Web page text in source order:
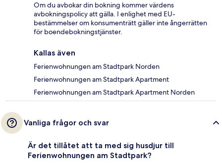
Om du avbokar din bokning kommer värdens
avbokningspolicy att gälla. I enlighet med EU-
bestämmelser om konsumenträtt gäller inte ångerrätten
för boendebokningstjänster.
Kallas även
Ferienwohnungen am Stadtpark Norden
Ferienwohnungen am Stadtpark Apartment
Ferienwohnungen am Stadtpark Apartment Norden
Vanliga frågor och svar
Är det tillåtet att ta med sig husdjur till
Ferienwohnungen am Stadtpark?